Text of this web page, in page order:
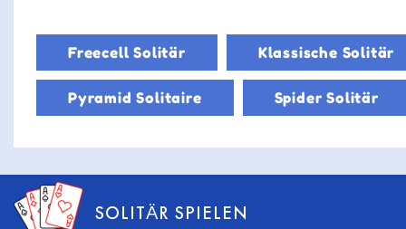
Freecell Solitär Klassische Solitär
Pyramid Solitaire Spider Solitär
SOLITÄR SPIELEN